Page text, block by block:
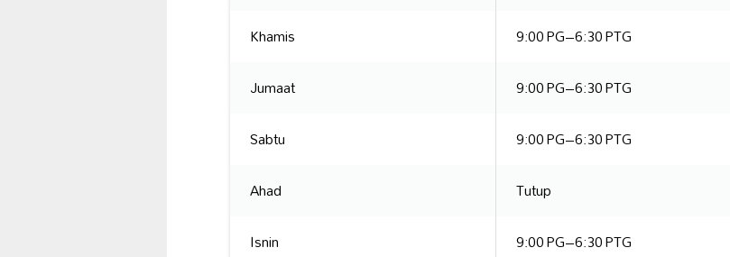
Khamis
9:00 PG–6:30 PTG
Jumaat
9:00 PG–6:30 PTG
Sabtu
9:00 PG–6:30 PTG
Ahad
Tutup
Isnin
9:00 PG–6:30 PTG